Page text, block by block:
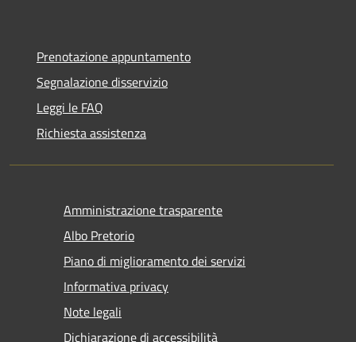
Prenotazione appuntamento
Segnalazione disservizio
Leggi le FAQ
Richiesta assistenza
Amministrazione trasparente
Albo Pretorio
Piano di miglioramento dei servizi
Informativa privacy
Note legali
Dichiarazione di accessibilità